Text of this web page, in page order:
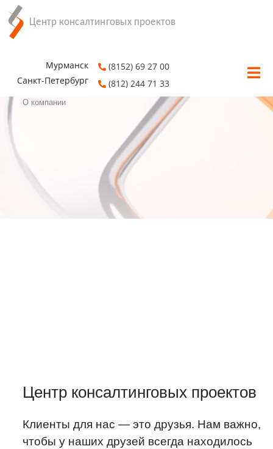
Мурманск
Санкт-Петербург
(8152) 69 27 00
(812) 244 71 33
О компании
Центр консалтинговых проектов
Клиенты для нас — это друзья. Нам важно,
чтобы у наших друзей всегда находилось